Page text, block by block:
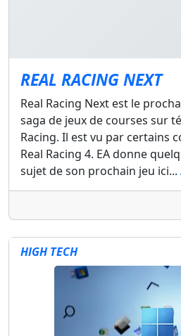
REAL RACING NEXT
Real Racing Next est le
saga de jeux de courses sur
Racing. Il est vu par certains
Real Racing 4. EA donne
sujet de son prochain jeu ici...
HIGH TECH